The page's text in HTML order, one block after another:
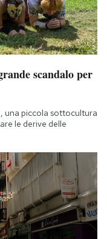
scandalo per
una piccola sottocultura
le derive delle